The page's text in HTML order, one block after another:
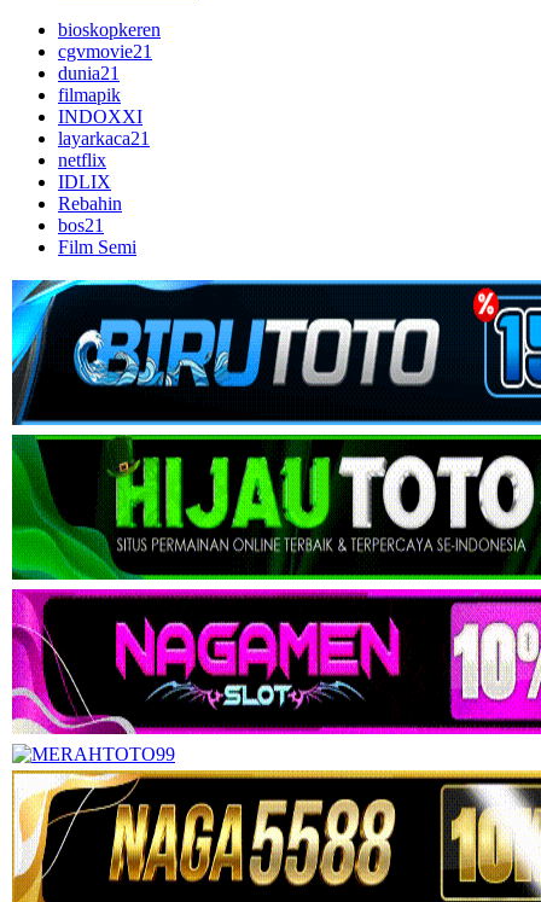
bioskopkeren
cgvmovie21
dunia21
filmapik
INDOXXI
layarkaca21
netflix
IDLIX
Rebahin
bos21
Film Semi